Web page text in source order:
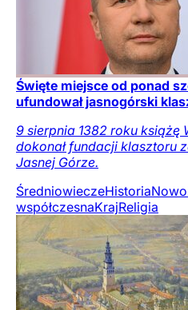
Święte miejsce od ponad
ufundował jasnogórski
9 sierpnia 1382 roku książę
dokonał fundacji klasztoru
Jasnej Górze.
ŚredniowieczeHistoria
współczesnaKrajReligia